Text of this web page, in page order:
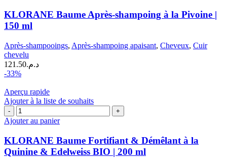
Baume
Après-
shampoing
la
Pivoine
|
150
KLORANE Baume Après-shampoing à la Pivoine |
150 ml
Après-shampooings, Après-shampoing apaisant, Cheveux, Cuir
chevelu
د.م.121.50
-33%
Aperçu rapide
Ajouter à la liste de souhaits
quantité
de
KLORANE
Baume
Fortifiant
&
Ajouter au panier
KLORANE Baume Fortifiant & Démêlant à la
Quinine & Edelweiss BIO | 200 ml